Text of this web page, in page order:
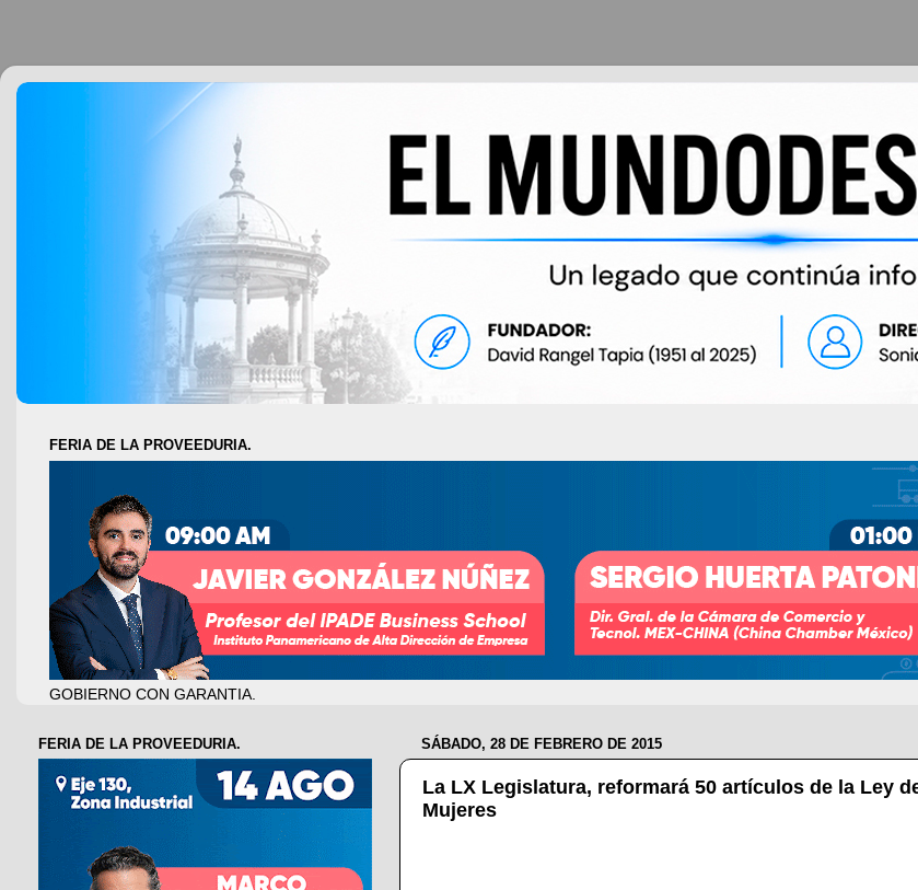
FERIA DE LA PROVEEDURIA.
GOBIERNO CON GARANTIA.
SÁBADO, 28 DE FEBRERO DE 2015
La LX Legislatura, reformará 50 artículos de la Ley
Mujeres
FERIA DE LA PROVEEDURIA.